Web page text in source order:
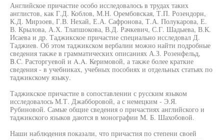
Английское причастие особо исследовалось в трудах таких
англистов, как Г.Д. Коблов, М.Н. Орембовская, Т.П. Розендорн,
К.Д. Мирзоев, Г.В. Нехай, Е.А. Сафронова, Т.А. Полукарова, Е.
В. Крылова, А.Х. Тлапшокова, В.Д. Рачкевич, С.Г. Шадыева, В.К.
Исаева и др. Таджикское причастие специально исследовал Д.
Таджиев. Об этом таджикском вербалии можно найти подробные
сведения также в грамматических описаниях А.З. Розенфельд,
B.C. Расторгуевой и A.A. Керимовой, а также более краткие
сведения - в учебниках, учебных пособиях и отдельных статьях по
таджикскому языку.
Таджикское причастие в сопоставлении с русским языком
исследовалось М.Т. Джабборовой, а с немецким - Э.Я.
Рубиновой. Самые общие сведения о причастиях английского и
таджикского языков даются в монографии М. Б. Шахобовой.
Наши наблюдения показали, что причастия по степени своей